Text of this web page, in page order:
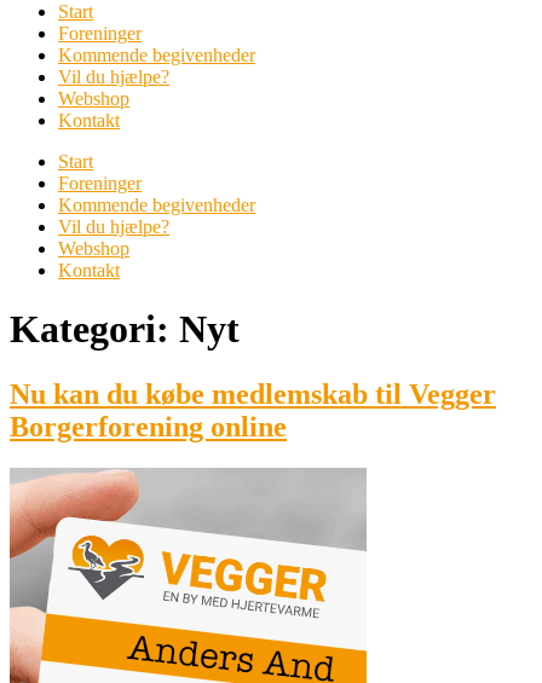
Start
Foreninger
Kommende begivenheder
Vil du hjælpe?
Webshop
Kontakt
Start
Foreninger
Kommende begivenheder
Vil du hjælpe?
Webshop
Kontakt
Kategori: Nyt
Nu kan du købe medlemskab til Vegger
Borgerforening online